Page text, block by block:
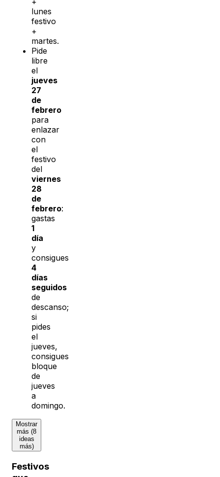
lunes
festivo
+
martes.
Pide
libre
el
jueves
27
de
febrero
para
enlazar
con
el
festivo
del
viernes
28
de
febrero:
gastas
1
día
y
consigues
4
días
seguidos
de
descanso;
si
pides
el
jueves,
consigues
bloque
de
jueves
a
domingo.
Mostrar
más (8
ideas
más)
Festivos